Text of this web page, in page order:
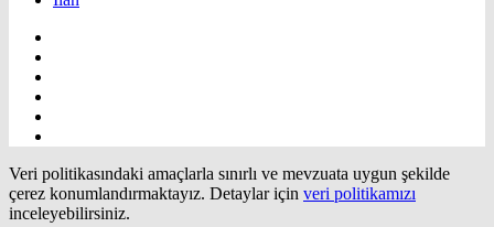
Veri politikasındaki amaçlarla sınırlı ve mevzuata uygun şekilde
çerez konumlandırmaktayız. Detaylar için veri politikamızı
inceleyebilirsiniz.